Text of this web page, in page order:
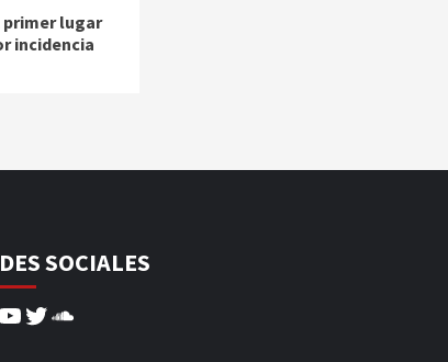
primer lugar
incidencia
SOCIALES
YouTube
Twitter
SoundCloud